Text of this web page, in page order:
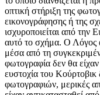
οπτική στήριξη της
εικονογράφησης ή της
ισχυροποιείται από την
αυτό το σχήμα. Ο Λόγος
μέσα από τη
φωτογραφία δεν θα
ευστοχία του Κούρτοβικ
φωτογραφιών, μερικές